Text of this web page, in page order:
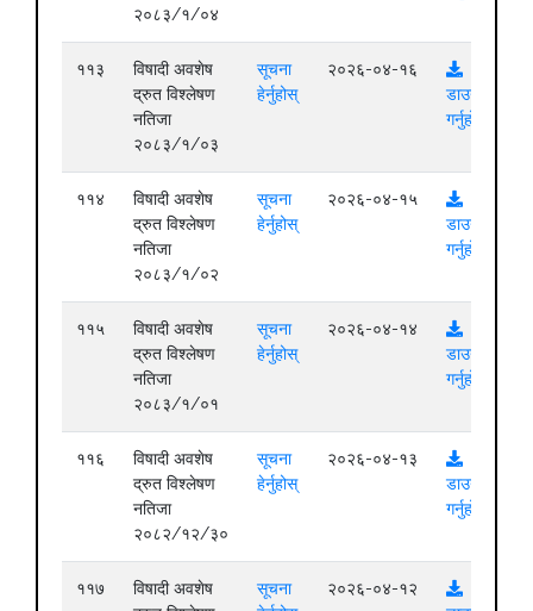
२०८३/१/०४
११३
विषादी अवशेष
द्रुत विश्लेषण
नतिजा
२०८३/१/०३
सूचना
हेर्नुहोस्
२०२६-०४-१६
डाउनलोड
गर्नुहोस्
११४
विषादी अवशेष
द्रुत विश्लेषण
नतिजा
२०८३/१/०२
सूचना
हेर्नुहोस्
२०२६-०४-१५
डाउनलोड
गर्नुहोस्
११५
विषादी अवशेष
द्रुत विश्लेषण
नतिजा
२०८३/१/०१
सूचना
हेर्नुहोस्
२०२६-०४-१४
डाउनलोड
गर्नुहोस्
११६
विषादी अवशेष
द्रुत विश्लेषण
नतिजा
२०८२/१२/३०
सूचना
हेर्नुहोस्
२०२६-०४-१३
डाउनलोड
गर्नुहोस्
११७
विषादी अवशेष
सूचना
२०२६-०४-१२